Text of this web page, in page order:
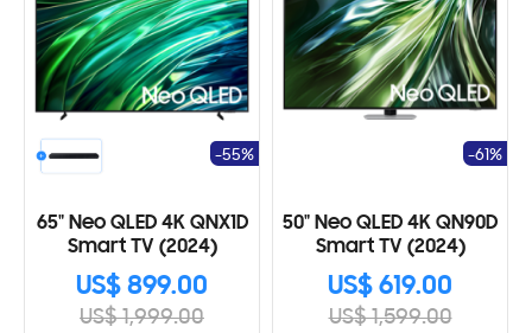
65" Neo QLED 4K QNX1D
Smart TV (2024)
US$ 899.00
US$ 1,999.00
-55%
50" Neo QLED 4K QN90D
Smart TV (2024)
US$ 619.00
US$ 1,599.00
-61%